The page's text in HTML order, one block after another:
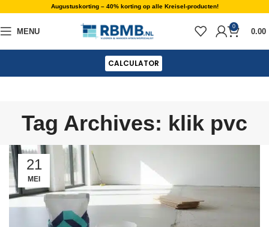
Augustuskorting – 40% korting op alle Kreisel-producten!
MENU
0
0.00
CALCULATOR
Tag Archives: klik pvc
21
MEI